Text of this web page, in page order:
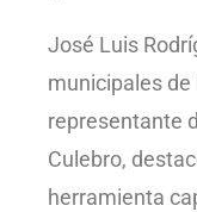
José Luis
municipales
representante
Culebro,
herramienta